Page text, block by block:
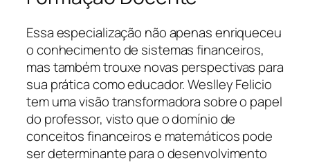
Essa especialização não apenas enriqueceu
o conhecimento de sistemas financeiros,
mas também trouxe novas perspectivas para
sua prática como educador. Weslley Felicio
tem uma visão transformadora sobre o papel
do professor, visto que o domínio de
conceitos financeiros e matemáticos pode
ser determinante para o desenvolvimento